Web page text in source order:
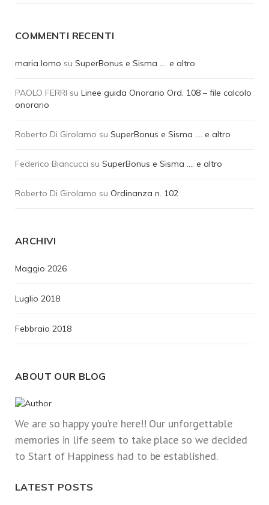
COMMENTI RECENTI
maria lomo su SuperBonus e Sisma …. e altro
PAOLO FERRI su Linee guida Onorario Ord. 108 – file calcolo
onorario
Roberto Di Girolamo su SuperBonus e Sisma …. e altro
Federico Biancucci su SuperBonus e Sisma …. e altro
Roberto Di Girolamo su Ordinanza n. 102
ARCHIVI
Maggio 2026
Luglio 2018
Febbraio 2018
ABOUT OUR BLOG
We are so happy you’re here!! Our unforgettable
memories in life seem to take place so we decided
to Start of Happiness had to be established.
LATEST POSTS